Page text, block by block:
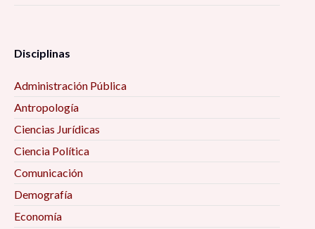
Disciplinas
Administración Pública
Antropología
Ciencias Jurídicas
Ciencia Política
Comunicación
Demografía
Economía